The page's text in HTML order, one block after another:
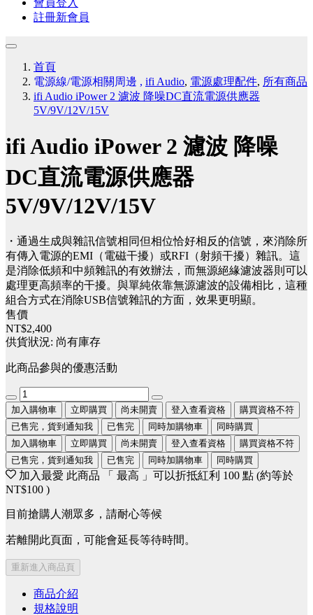
會員登入
註冊新會員
首頁
電源線/電源相關周邊 , ifi Audio, 電源處理配件, 所有商品
ifi Audio iPower 2 濾波 降噪DC直流電源供應器
5V/9V/12V/15V
ifi Audio iPower 2 濾波 降噪
DC直流電源供應器
5V/9V/12V/15V
・通過生成與雜訊信號相同但相位恰好相反的信號，來消除所
有傳入電源的EMI（電磁干擾）或RFI（射頻干擾）雜訊。這
是消除低頻和中頻雜訊的有效辦法，而無源絕緣濾波器則可以
處理更高頻率的干擾。與單純依靠無源濾波的設備相比，這種
組合方式在消除USB信號雜訊的方面，效果更明顯。
售價
NT$2,400
供貨狀況: 尚有庫存
此商品參與的優惠活動
加入購物車 立即購買 尚未開賣 登入查看資格
購買資格不符
已售完，貨到通知我
已售完 同時加購物車
同時購買
加入購物車
立即購買 尚未開賣 登入查看資格
購買資格不符
已售完，貨到通知我
已售完 同時加購物車 同時購買
加入最愛 此商品 「 最高 」可以折抵紅利 100 點 (約等於
NT$100 )
目前搶購人潮眾多，請耐心等候
若離開此頁面，可能會延長等待時間。
重新進入商品頁
商品介紹
規格說明